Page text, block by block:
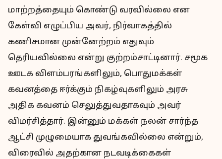
மாற்றத்தையும் கொண்டு வரவில்லை என
கேள்வி எழுப்பிய அவர், நிர்வாகத்தில்
கணிசமான முன்னேற்றம் எதுவும்
தெரியவில்லை என்று குற்றம்சாட்டினார். சமூக
ஊடக விளம்பரங்களிலும், பொதுமக்கள்
கவனத்தை ஈர்க்கும் நிகழ்வுகளிலும் அரசு
அதிக கவனம் செலுத்துவதாகவும் அவர்
விமர்சித்தார். இன்னும் மக்கள் நலன் சார்ந்த
ஆட்சி முழுமையாக துவங்கவில்லை என்றும்,
விரைவில் அதற்கான நடவடிக்கைகள்